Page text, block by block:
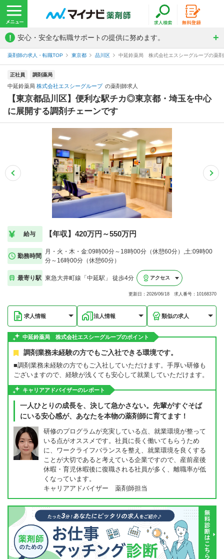
! 安心・安全な転職サポートの提供に努めます。
薬剤師の求人・転職TOP 東京都 品川区 中延鈴薬局 株式会社エスシーグループの薬
正社員 調剤薬局
中延鈴薬局 株式会社エスシーグループ の薬剤師求人
【東京都品川区】便利な駅チカ◎東京都・埼玉を中心
に展開する調剤チェーンです
給与 【年収】420万円～550万円
勤務時間
月・火・木・金:09時00分～18時00分（休憩60分）,土:09時00
分～16時00分（休憩60分）
最寄り駅 東急大井町線「中延駅」 徒歩4分 アクセス
更新日：2026/06/18 求人番号：10168370
求人情報 法人情報 類似の求人
中延鈴薬局 株式会社エスシーグループのポイント
調剤業務未経験の方でもご入社できる環境です。
■調剤業務未経験の方でもご入社していただけます。手厚い研修も
ございますので、経験が浅くても安心して就業していただけます。
キャリアアドバイザーのレポート
一人ひとりの成長を、決して急かさない。先輩がすぐそば
にいる安心感が、あなたを本物の薬剤師に育てます！
研修のプログラムが充実している点、就業環境が整って
いる点がオススメです。社員に長く働いてもらうため
に、ワークライフバランスを整え、就業環境を良くする
ことが大切であると考えている企業ですので、産前産後
休暇・育児休暇後に復職される社員が多く、離職率が低
くなっています。
キャリアアドバイザー 薬剤師担当